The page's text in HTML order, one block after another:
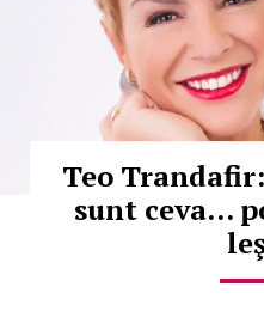
Teo
sunt ceva...